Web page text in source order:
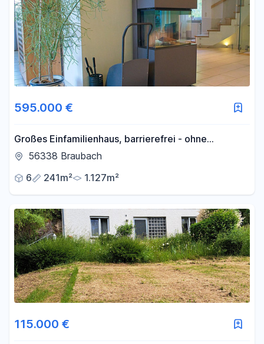
595.000 €
Großes Einfamilienhaus, barrierefrei - ohne
Maklergebühr
56338 Braubach
6
241m² 1.127m²
115.000 €